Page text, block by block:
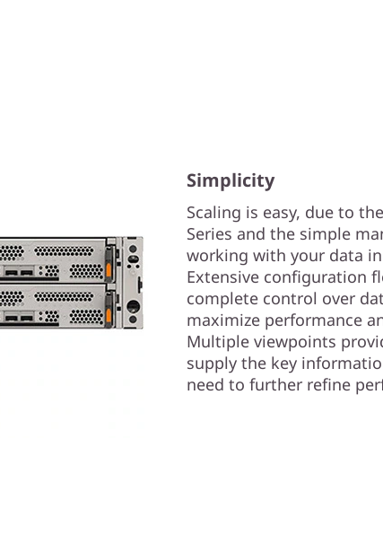
Simplicity
Scaling is easy, due to
Series and the simple
working with your data
Extensive configuration
complete control over
maximize performance
Multiple viewpoints
supply the key
need to further refine